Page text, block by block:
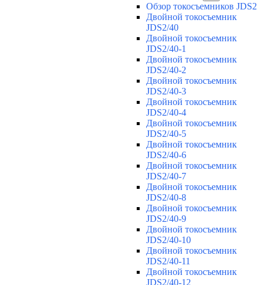
Обзор токосъемников JDS2
Двойной токосъемник
JDS2/40
Двойной токосъемник
JDS2/40-1
Двойной токосъемник
JDS2/40-2
Двойной токосъемник
JDS2/40-3
Двойной токосъемник
JDS2/40-4
Двойной токосъемник
JDS2/40-5
Двойной токосъемник
JDS2/40-6
Двойной токосъемник
JDS2/40-7
Двойной токосъемник
JDS2/40-8
Двойной токосъемник
JDS2/40-9
Двойной токосъемник
JDS2/40-10
Двойной токосъемник
JDS2/40-11
Двойной токосъемник
JDS2/40-12